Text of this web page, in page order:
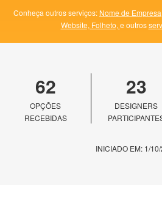
Conheça outros serviços: Nome de Empresa,
Website, Folheto, e outros
62
OPÇÕES
RECEBIDAS
23
DESIGNERS
INICIADO EM: 1/